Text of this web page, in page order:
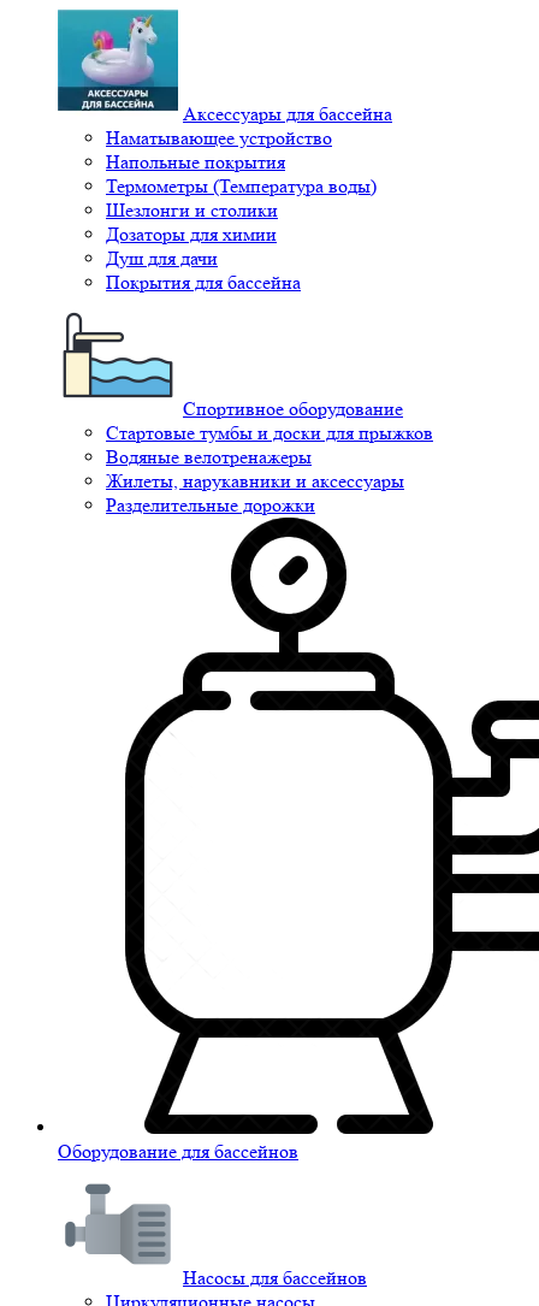
Аксессуары для бассейна
Наматывающее устройство
Напольные покрытия
Термометры (Температура воды)
Шезлонги и столики
Дозаторы для химии
Душ для дачи
Покрытия для бассейна
Спортивное оборудование
Стартовые тумбы и доски для прыжков
Водяные велотренажеры
Жилеты, нарукавники и аксессуары
Разделительные дорожки
Оборудование для бассейнов
Насосы для бассейнов